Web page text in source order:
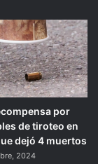
por
de tiroteo en
dejó 4 muertos
2024